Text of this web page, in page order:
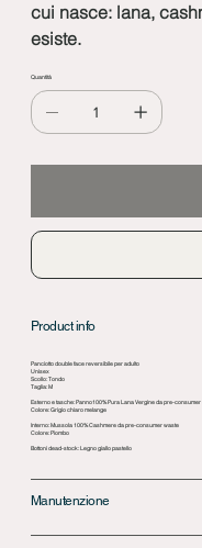
cui nasce: lana,
esiste.
Quantità
Product info
Panciotto double face reversibile per adulto
Unisex
Scollo: Tondo
Taglia: M
Esterno e tasche: Panno100% Pura Lana Vergine da pre-consumer
Colore: Grigio chiaro melange
Interno: Mussola 100% Cashmere da pre-consumer waste
Colore: Piombo
Bottoni dead-stock: Legno giallo pastello
Manutenzione